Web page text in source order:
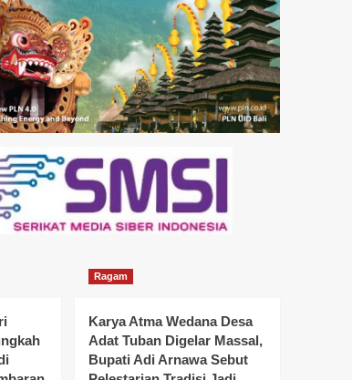
Ragam
Karya Atma Wedana Desa
Adat Tuban Digelar Massal,
Bupati Adi Arnawa Sebut